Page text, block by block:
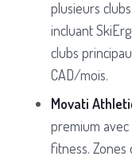
plusieurs
incluant
clubs
CAD/mois.
Movati
premium
fitness. Zones